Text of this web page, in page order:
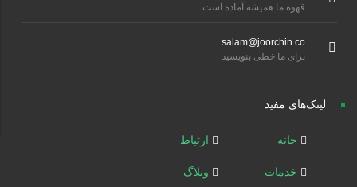
قهوه ما همیشه آماده است
salam@joorchin.co
برای ما خطی بنویسید
لینک‌های مفید
خانه
خدمات
ارتباط
وبلاگ